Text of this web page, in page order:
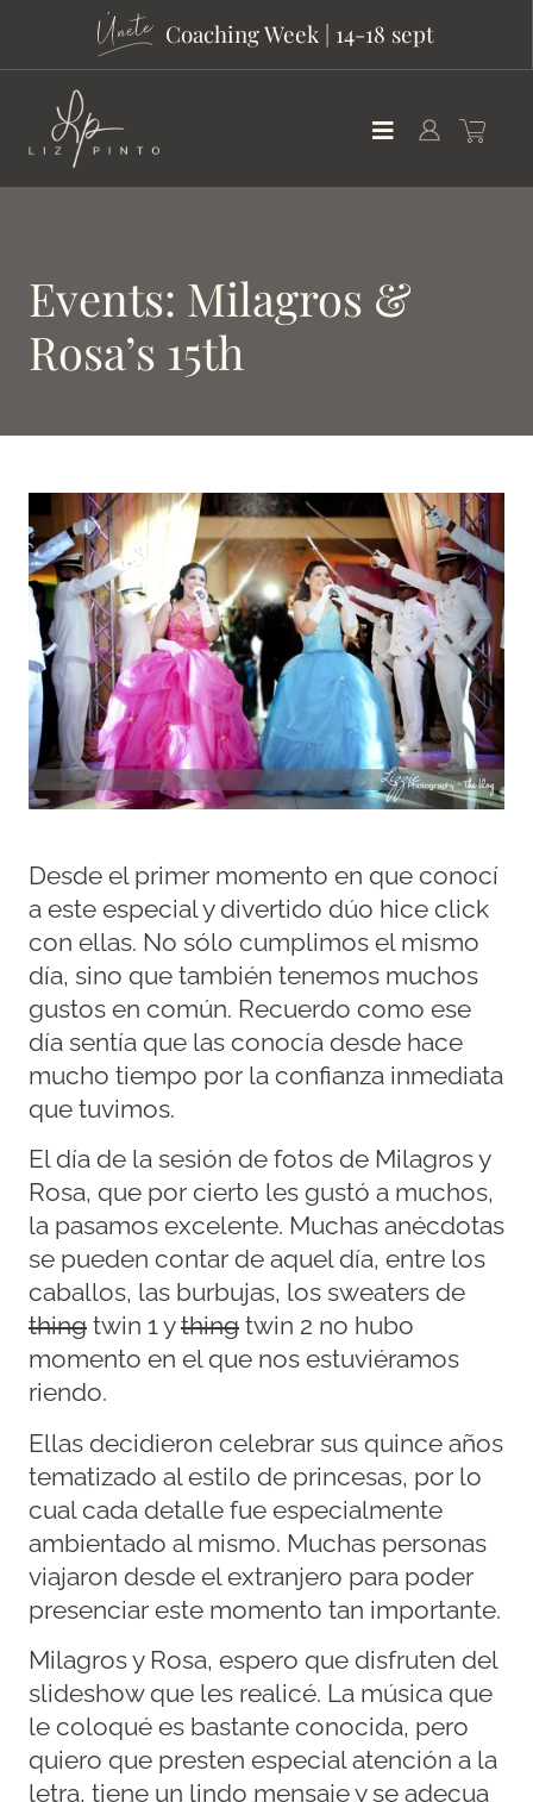
Coaching Week | 14-18 sept
Events: Milagros &
Rosa’s 15th
Desde el primer momento en que conocí
a este especial y divertido dúo hice click
con ellas. No sólo cumplimos el mismo
día, sino que también tenemos muchos
gustos en común. Recuerdo como ese
día sentía que las conocía desde hace
mucho tiempo por la confianza inmediata
que tuvimos.
El día de la sesión de fotos de Milagros y
Rosa, que por cierto les gustó a muchos,
la pasamos excelente. Muchas anécdotas
se pueden contar de aquel día, entre los
caballos, las burbujas, los sweaters de
thing twin 1 ything twin 2 no hubo
momento en el que nos estuviéramos
riendo.
Ellas decidieron celebrar sus quince años
tematizado al estilo de princesas, por lo
cual cada detalle fue especialmente
ambientado al mismo. Muchas personas
viajaron desde el extranjero para poder
presenciar este momento tan importante.
Milagros y Rosa, espero que disfruten del
slideshow que les realicé. La música que
le coloqué es bastante conocida, pero
quiero que presten especial atención a la
letra, tiene un lindo mensaje y se adecua